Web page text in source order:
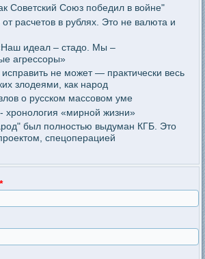
Советский Союз победил в войне"
расчетов в рублях. Это не валюта и
идеал – стадо. Мы –
агрессоры»
не может — практически весь
злодеями, как народ
о русском массовом уме
«мирной жизни»
был полностью выдуман КГБ. Это
спецоперацией
*